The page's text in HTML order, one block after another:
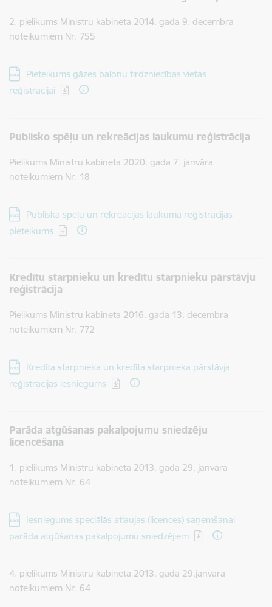
2. pielikums Ministru kabineta 2014. gada 9. decembra
noteikumiem Nr. 755
Lejupielādēt:
Pieteikums gāzes balonu tirdzniecības vietas
reģistrācijai
Publisko spēļu un rekreācijas laukumu reģistrācija
Pielikums Ministru kabineta 2020. gada 7. janvāra
noteikumiem Nr. 18
Lejupielādēt:
Publiskā spēļu un rekreācijas laukuma reģistrācijas
pieteikums
Kredītu starpnieku un kredītu starpnieku pārstāvju
reģistrācija
Pielikums Ministru kabineta 2016. gada 13. decembra
noteikumiem Nr. 772
Lejupielādēt:
Kredīta starpnieka un kredīta starpnieka pārstāvja
reģistrācijas iesniegums
Parāda atgūšanas pakalpojumu sniedzēju
licencēšana
1. pielikums Ministru kabineta 2013. gada 29. janvāra
noteikumiem Nr. 64
Lejupielādēt:
Iesniegums speciālās atļaujas (licences) saņemšanai
parāda atgūšanas pakalpojumu sniedzējiem
4. pielikums Ministru kabineta 2013. gada 29.janvāra
noteikumiem Nr. 64